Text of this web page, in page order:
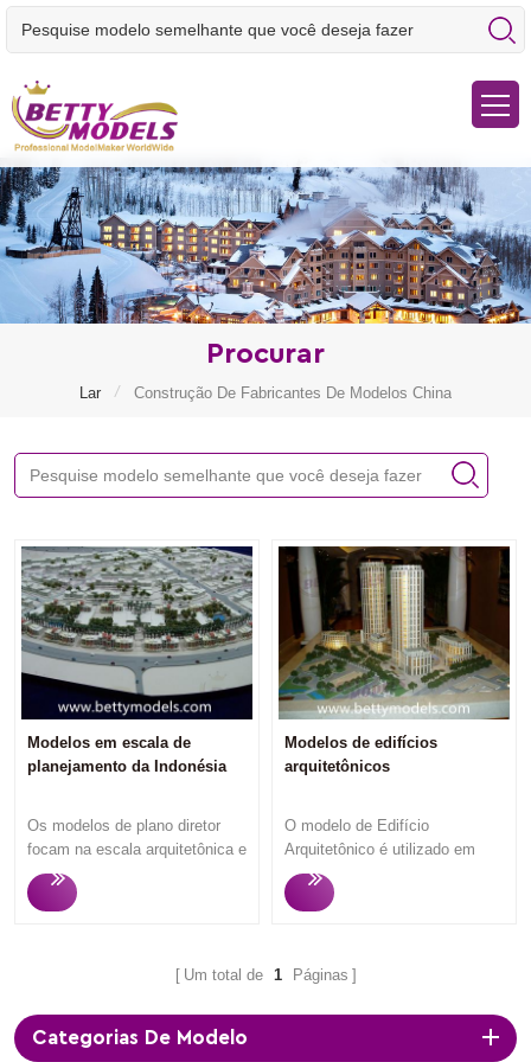
Procurar
Lar / Construção De Fabricantes De Modelos China
Modelos em escala de
planejamento da Indonésia
Os modelos de plano diretor
focam na escala arquitetônica e
na configuração do espaço
entre as zonas, apresentando
urbano e seu desenho. Para
imobiliárias, os promotores
imobiliários desejam mais que
Modelos de edifícios
arquitetônicos
O modelo de Edifício
Arquitetônico é utilizado em
eventos de marketing ou
exposição no escritório de
investidores de imóveis,pois o
que vai comprar ao olhar
os modelosde edifício A Betty
Um total de 1 Páginas
Categorias De Modelo